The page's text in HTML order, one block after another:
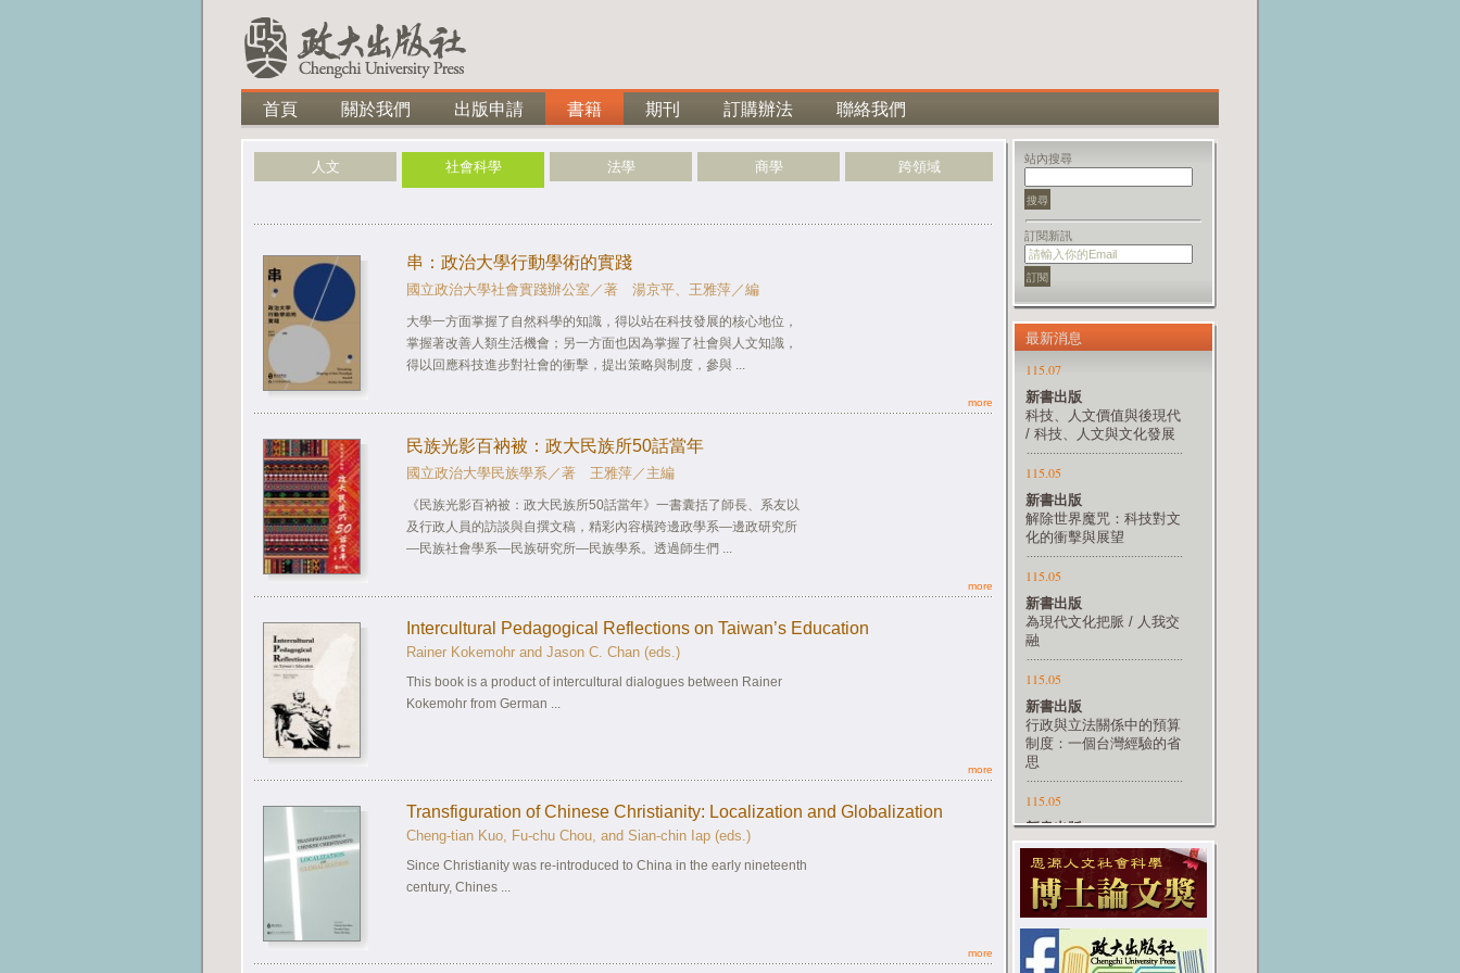
首頁 關於我們 出版申請 書籍 期刊 訂購辦法 聯絡我們
人文 社會科學 法學 商學 跨領域
串：政治大學行動學術的實踐
國立政治大學社會實踐辦公室／著 湯京平、王雅萍／編
大學一方面掌握了自然科學的知識，得以站在科技發展的核心地位，
掌握著改善人類生活機會；另一方面也因為掌握了社會與人文知識，
得以回應科技進步對社會的衝擊，提出策略與制度，參與 ...
more
民族光影百衲被：政大民族所50話當年
國立政治大學民族學系／著 王雅萍／主編
《民族光影百衲被：政大民族所50話當年》一書囊括了師長、系友以
及行政人員的訪談與自撰文稿，精彩內容橫跨邊政學系—邊政研究所
—民族社會學系—民族研究所—民族學系。透過師生們 ...
more
Intercultural Pedagogical Reflections on Taiwan’s Education
Rainer Kokemohr and Jason C. Chan (eds.)
This book is a product of intercultural dialogues between Rainer
Kokemohr from German ...
more
Transfiguration of Chinese Christianity: Localization and Globalization
Cheng-tian Kuo, Fu-chu Chou, and Sian-chin Iap (eds.)
Since Christianity was re-introduced to China in the early nineteenth
century, Chines ...
more
站內搜尋
訂閱新訊
最新消息